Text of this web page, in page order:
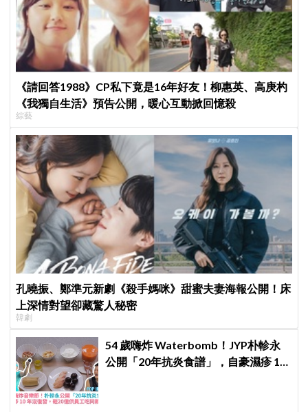
《請回答1988》CP私下竟是16年好友！柳惠英、高庚杓
《我獨自生活》預告公開，暖心互動掀回憶殺
綜藝
孔曉振、鄭準元新劇《殺手媽咪》甜蜜夫妻海報公開！床
上深情對望卻藏驚人秘密
韓劇
54 歲嗨炸 Waterbomb！JYP朴軫永
公開「20年抗炎食譜」，自豪濕疹 10